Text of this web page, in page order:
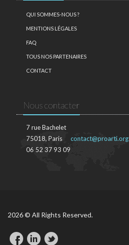
QUI SOMMES-NOUS ?
MENTIONS LÉGALES
FAQ
TOUS NOS PARTENAIRES
CONTACT
Nous contacter
7 rue Bachelet
75018, Paris
06 52 37 93 09
contact@proarti.org
2026 © All Rights Reserved.